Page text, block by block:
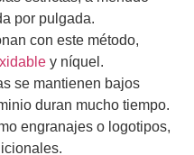
por pulgada.
con este método,
y níquel.
se mantienen bajos
duran mucho tiempo.
engranajes o logotipos,